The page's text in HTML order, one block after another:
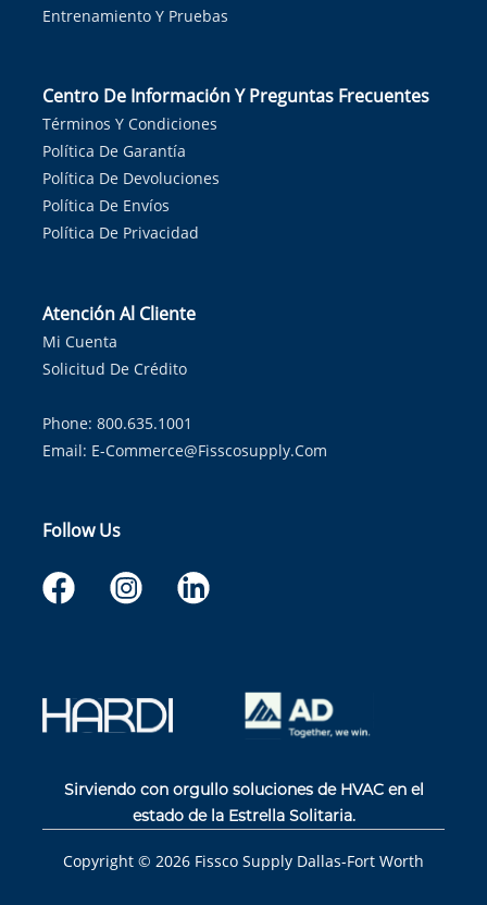
Entrenamiento Y Pruebas
Centro De Información Y Preguntas Frecuentes
Términos Y Condiciones
Política De Garantía
Política De Devoluciones
Política De Envíos
Política De Privacidad
Atención Al Cliente
Mi Cuenta
Solicitud De Crédito
Phone: 800.635.1001
Email: E-Commerce@fisscosupply.com
Follow Us
Sirviendo con orgullo soluciones de HVAC en el
estado de la Estrella Solitaria.
Copyright © 2026 Fissco Supply Dallas-Fort Worth